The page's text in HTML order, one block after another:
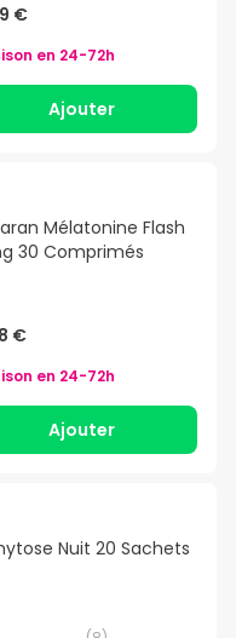
€
en 24-72h
Ajouter
Mélatonine Flash
30 Comprimés
€
en 24-72h
Ajouter
Nuit 20 Sachets